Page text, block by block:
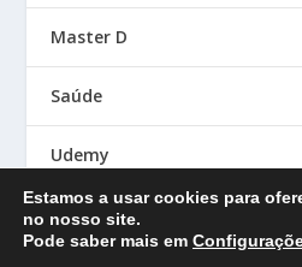
Master D
Saúde
Udemy
Estamos a usar cookies para
no nosso site.
Pode saber mais em